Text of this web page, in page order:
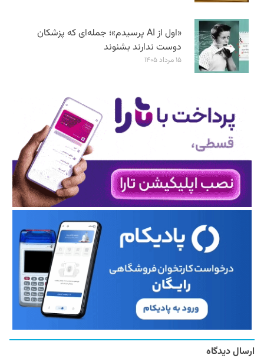
«اول از AI پرسیدم»؛ جمله‌ای که پزشکان
دوست ندارند بشنوند
۱۵ مرداد ۱۴۰۵
ارسال دیدگاه